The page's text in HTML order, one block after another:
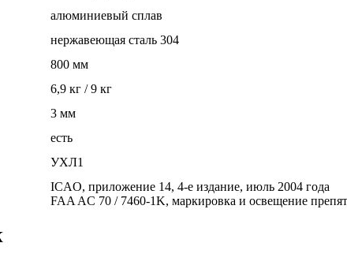
алюминиевый сплав
нержавеющая сталь 304
800 мм
6,9 кг / 9 кг
3 мм
есть
УХЛ1
ICAO, приложение 14, 4-е издание, июль 2004 года
FAA AC 70 / 7460-1K, маркировка и освещение